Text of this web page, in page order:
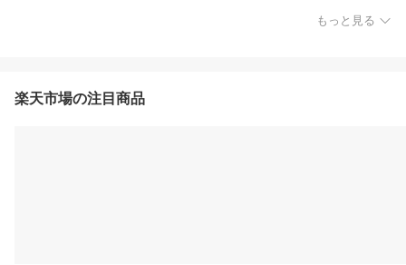
もっと見る
楽天市場の注目商品